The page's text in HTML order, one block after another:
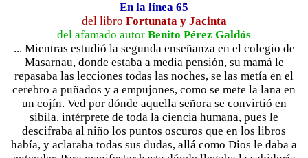
En la línea 65
del libro Fortunata y Jacinta
del afamado autor Benito Pérez Galdós
... Mientras estudió la segunda enseñanza en el colegio de
Masarnau, donde estaba a media pensión, su mamá le
repasaba las lecciones todas las noches, se las metía en el
cerebro a puñados y a empujones, como se mete la lana en
un cojín. Ved por dónde aquella señora se convirtió en
sibila, intérprete de toda la ciencia humana, pues le
descifraba al niño los puntos oscuros que en los libros
había, y aclaraba todas sus dudas, allá como Dios le daba a